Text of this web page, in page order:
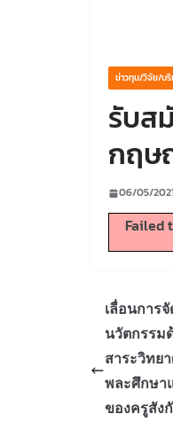
ข่าวทุน/วิจัย/บริ
รับส
กฤษ
06/05/
Failed
เลื่อนการ
นวัตกรรม
สาระวิทย
พละศึกษา
ของครูสัง